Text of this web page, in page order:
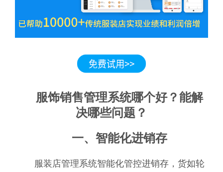
服饰销售管理系统哪个好？能解
决哪些问题？
一、智能化进销存
服装店管理系统智能化管控进销存，货如轮